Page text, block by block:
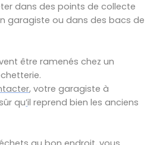
dans des points de collecte
garagiste ou dans des bacs de
être ramenés chez un
,votregaragiste à
qu’il reprend bien les anciens